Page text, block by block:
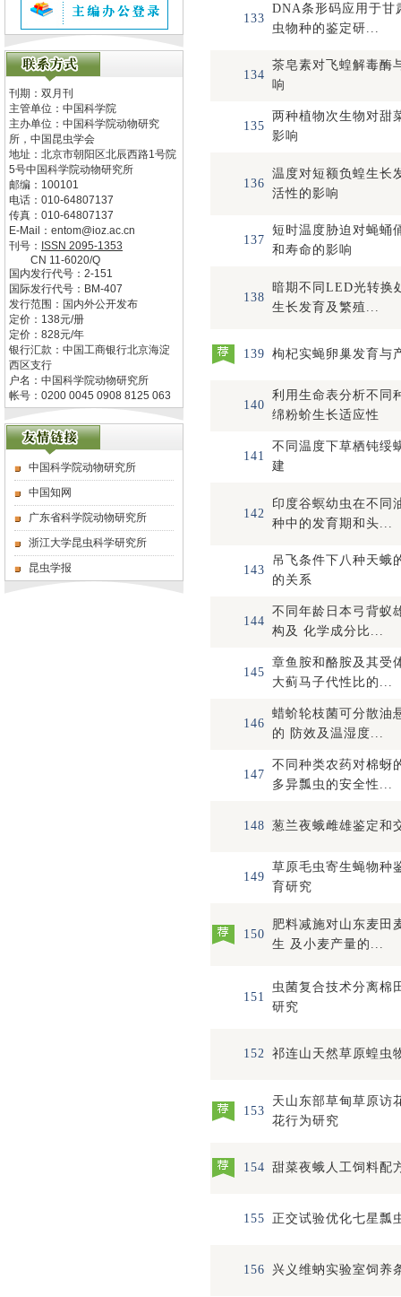
刊期：双月刊
主管单位： 中国科学院
主办单位： 中国科学院动物研究
所，中国昆虫学会
地址： 北京市朝阳区北辰西路1号院
5号中国科学院动物研究所
邮编： 100101
电话： 010-64807137
传真： 010-64807137
E-Mail： entom@ioz.ac.cn
刊号： ISSN 2095-1353
CN 11-6020/Q
国内发行代号： 2-151
国际发行代号： BM-407
发行范围：国内外公开发布
定价： 138元/册
定价： 828元/年
银行汇款：中国工商银行北京海淀
西区支行
户名：中国科学院动物研究所
帐号：0200 0045 0908 8125 063
中国科学院动物研究所
中国知网
广东省科学院动物研究所
浙江大学昆虫科学研究所
昆虫学报
133
DNA条形码应用于甘
虫物种的鉴定研...
134
茶皂素对飞蝗解毒酶
响
135
两种植物次生物对甜
影响
136
温度对短额负蝗生长
活性的影响
137
短时温度胁迫对蝇蛹
和寿命的影响
138
暗期不同LED光转换
生长发育及繁殖...
139 枸杞实蝇卵巢发育与
140
利用生命表分析不同
绵粉蚧生长适应性
141
不同温度下草栖钝绥
建
142
印度谷螟幼虫在不同
种中的发育期和头...
143
吊飞条件下八种天蛾
的关系
144
不同年龄日本弓背蚁
构及 化学成分比...
145
章鱼胺和酪胺及其受
大蓟马子代性比的...
146
蜡蚧轮枝菌可分散油
的 防效及温湿度...
147
不同种类农药对棉蚜
多异瓢虫的安全性...
148 葱兰夜蛾雌雄鉴定和
149
草原毛虫寄生蝇物种
育研究
150
肥料减施对山东麦田
生 及小麦产量的...
151
虫菌复合技术分离棉
研究
152 祁连山天然草原蝗虫
153
天山东部草甸草原访
花行为研究
154 甜菜夜蛾人工饲料配
155 正交试验优化七星瓢
156 兴义维蚋实验室饲养